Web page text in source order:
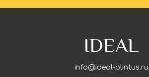
IDEAL
info@ideal-plintus.ru